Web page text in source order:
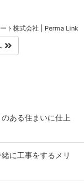
ト株式会社 Perma Link
ある住まいに仕上
に工事をするメリ